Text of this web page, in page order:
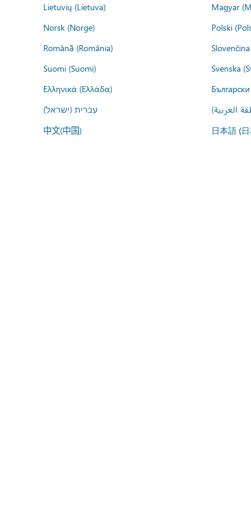
Lietuvių (Lietuva)
Magyar
Norsk (Norge)
Polski
Română (România)
Suomi (Suomi)
Svenska
Ελληνικά (Ελλάδα)
עברית (ישראל)
العربية)
中文(中国) 日本語 (